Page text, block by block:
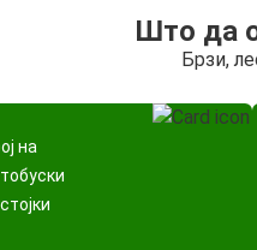
Што да
Брзи,
на